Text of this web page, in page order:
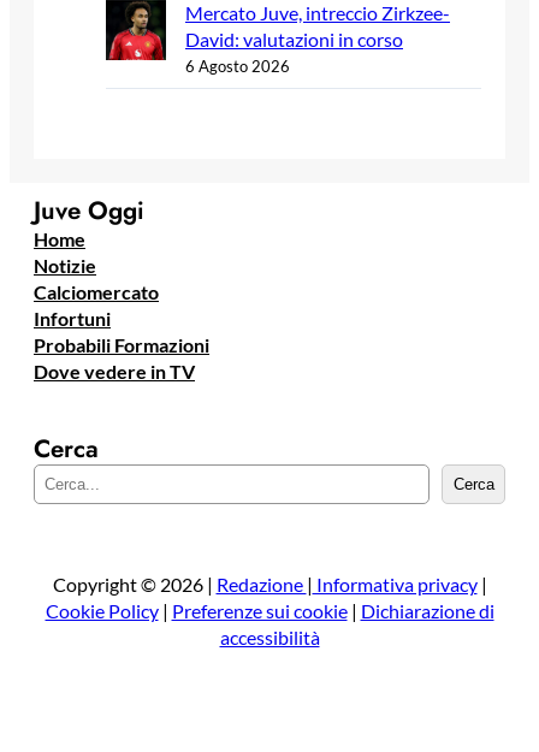
Mercato Juve, intreccio Zirkzee-
David: valutazioni in corso
6 Agosto 2026
Juve Oggi
Home
Notizie
Calciomercato
Infortuni
Probabili Formazioni
Dove vedere in TV
Cerca
e
a
Cerca
Copyright © 2026 | Redazione | Informativa privacy|
Cookie Policy| Preferenze sui cookie| Dichiarazione di
accessibilità